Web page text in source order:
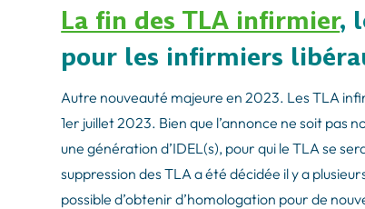
La fin des TLA infirmier,
pour les infirmiers
Autre nouveauté majeure en 2023. Les TLA
1er juillet 2023. Bien que l’annonce ne soit
une génération d’IDEL(s), pour qui le TLA se
suppression des TLA a été décidée il y a
possible d’obtenir d’homologation pour de